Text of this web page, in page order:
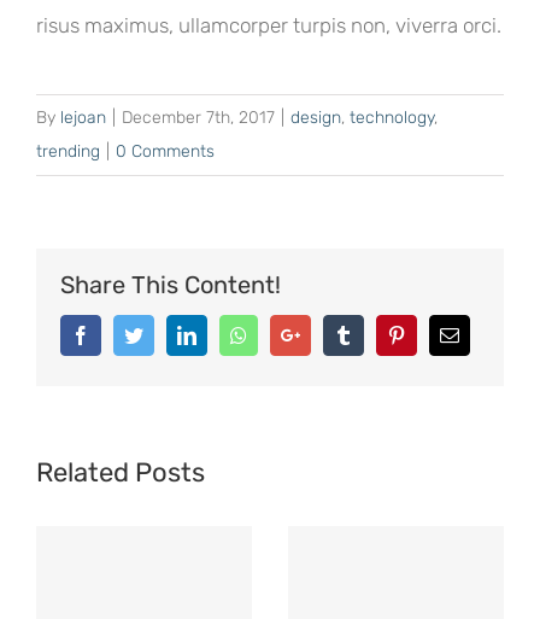
risus maximus, ullamcorper turpis non, viverra orci.
By lejoan December 7th, 2017 design, technology,
trending
0 Comments
Share This Content!
FacebookTwitterLinkedInWhatsappGoogle+ Tumblr PinterestEmail
Related Posts